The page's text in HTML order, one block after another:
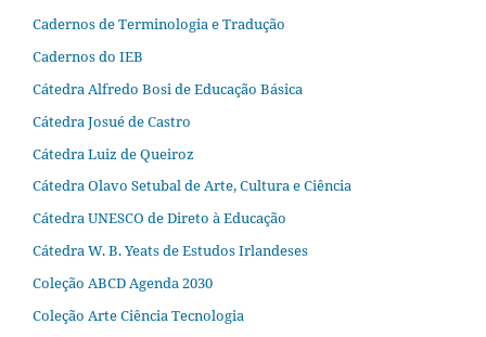
Cadernos de Terminologia e Tradução
Cadernos do IEB
Cátedra Alfredo Bosi de Educação Básica
Cátedra Josué de Castro
Cátedra Luiz de Queiroz
Cátedra Olavo Setubal de Arte, Cultura e Ciência
Cátedra UNESCO de Direto à Educação
Cátedra W. B. Yeats de Estudos Irlandeses
Coleção ABCD Agenda 2030
Coleção Arte Ciência Tecnologia